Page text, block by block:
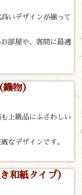
いデザインが揃って
部屋や、客間に最適
物）
上級品にふさわしい
なデザインです。
和紙タイプ）